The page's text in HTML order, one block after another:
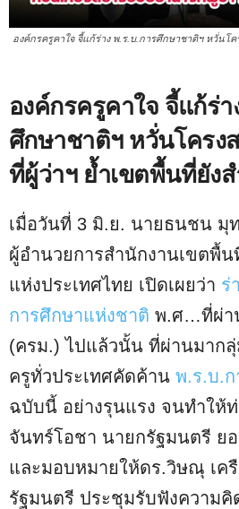
องค์กรครูคาใจ จี้แก้ร่าง พ.ร.บ.การศึกษาชาติฯ หวั่นโ
องค์กรครูคาใจ จี้แก้ร่
ศึกษาชาติฯ หวั่นโครง
ที่ผู้ว่าฯ ย้ำเขตพื้นที่ยัง
เมื่อวันที่ 3 มิ.ย. นายธนชน มุ
ผู้อำนวยการสำนักงานเขตพื้
แห่งประเทศไทย เปิดเผยว่า ร่
การศึกษาแห่งชาติ พ.ศ…ที่ผ่า
(ครม.) ไปแล้วนั้น ที่ผ่านมากลุ่
ครูทั่วประเทศคัดค้าน พ.ร.บ.
ฉบับนี้ อย่างรุนแรง จนทำให้
จันทร์โอชา นายกรัฐมนตรี ย
และมอบหมายให้ดร.วิษณุ เค
รัฐมนตรี ประชุมรับฟังความคิ